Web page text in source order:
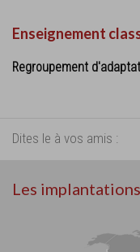
Enseignement
Regroupement
Dites le à vos amis :
Les implantations